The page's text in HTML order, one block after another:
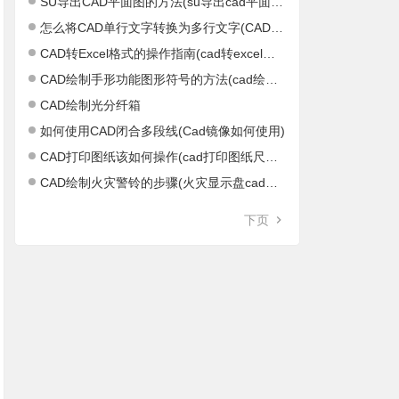
怎么将CAD单行文字转换为多行文字(CAD单行文字怎么结束)
CAD转Excel格式的操作指南(cad转excel软件)
CAD绘制手形功能图形符号的方法(cad绘制距形)
CAD绘制光分纤箱
如何使用CAD闭合多段线(Cad镜像如何使用)
CAD打印图纸该如何操作(cad打印图纸尺寸设置)
CAD绘制火灾警铃的步骤(火灾显示盘cad图标)
下页